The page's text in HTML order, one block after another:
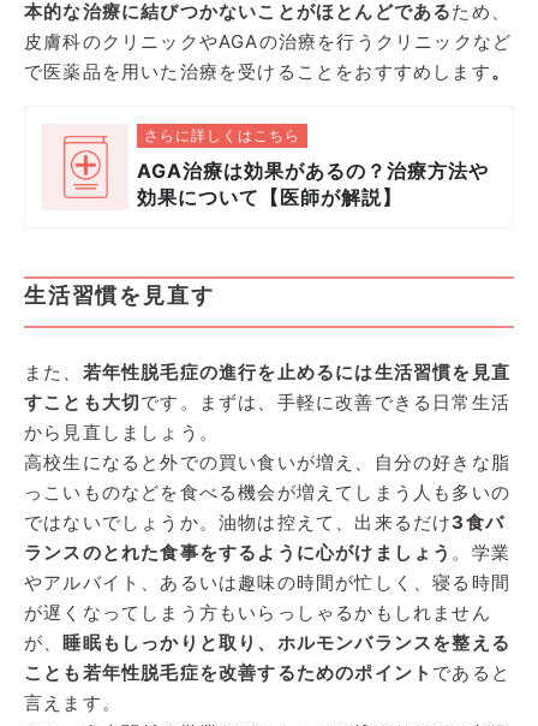
本的な治療に結びつかないことがほとんどであるため、
皮膚科のクリニックやAGAの治療を行うクリニックなど
で医薬品を用いた治療を受けることをおすすめします。
さらに詳しくはこちら
AGA治療は効果があるの？治療方法や
効果について【医師が解説】
生活習慣を見直す
また、 若年性脱毛症の進行を止めるには生活習慣を見直
すことも大切です。まずは、手軽に改善できる日常生活
から見直しましょう。
高校生になると外での買い食いが増え、自分の好きな脂
っこいものなどを食べる機会が増えてしまう人も多いの
ではないでしょうか。油物は控えて、出来るだけ3食バ
ランスのとれた食事をするように心がけましょう 。学業
やアルバイト、あるいは趣味の時間が忙しく、寝る時間
が遅くなってしまう方もいらっしゃるかもしれません
が、睡眠もしっかりと取り、ホルモンバランスを整える
ことも若年性脱毛症を改善するためのポイント であると
言えます。